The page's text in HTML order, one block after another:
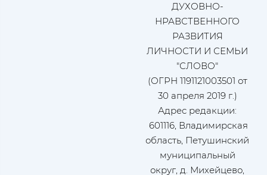
ДУХОВНО-
НРАВСТВЕННОГО
РАЗВИТИЯ
ЛИЧНОСТИ И СЕМЬИ
"СЛОВО"
(ОГРН 1191121003501 от
30 апреля 2019 г.)
Адрес редакции:
601116, Владимирская
область, Петушинский
муниципальный
округ, д. Михейцево,